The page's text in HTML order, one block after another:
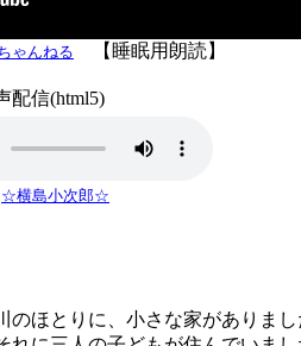
ゃんねる 【睡眠用朗読】
配信(html5)
☆横島小次郎☆
ほとりに、小さな家がありまし